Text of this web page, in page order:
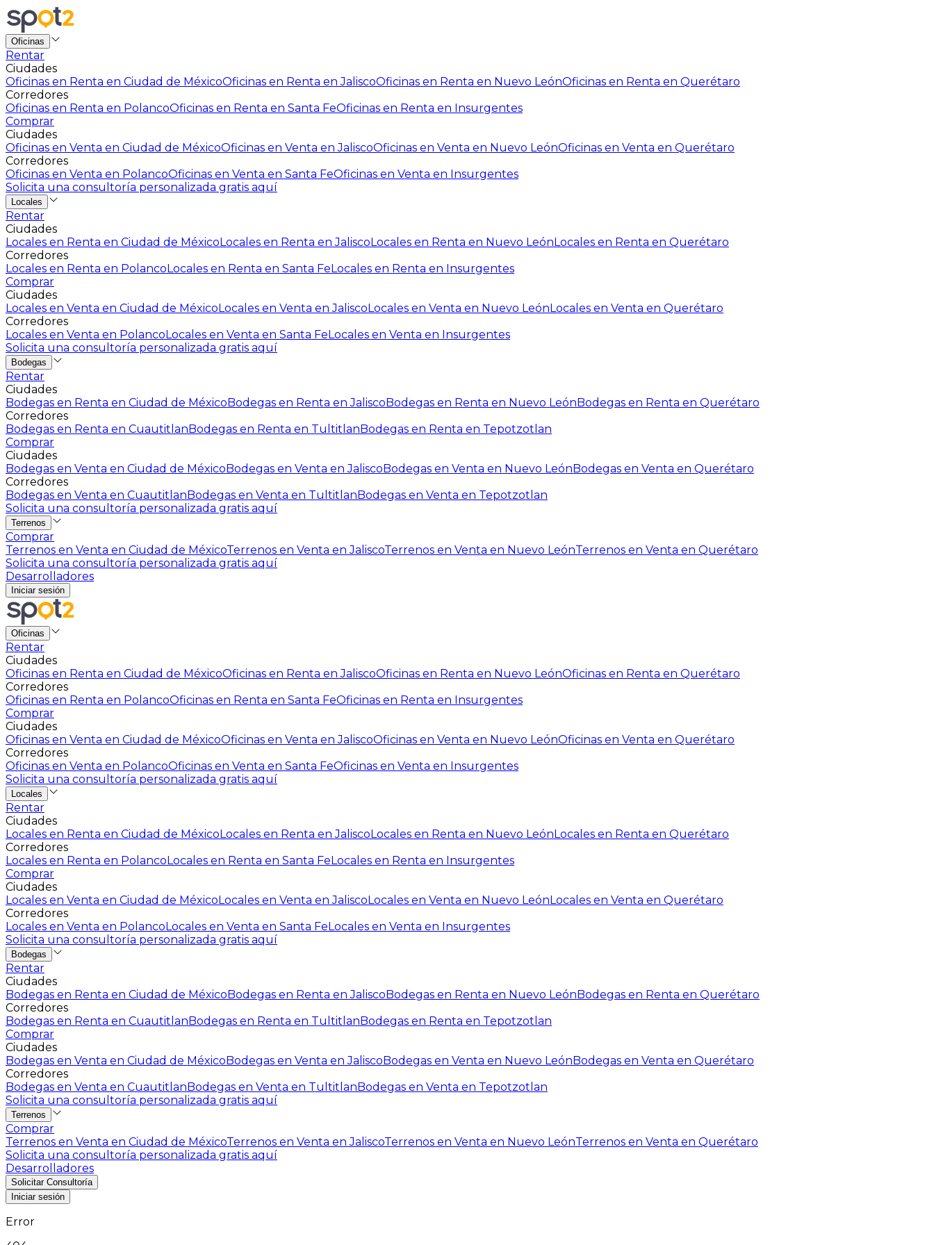
Oficinas
Rentar
Ciudades
Oficinas en Renta en Ciudad de MéxicoOficinas en Renta en JaliscoOficinas en Renta en Nuevo LeónOficinas en Renta en Querétaro
Corredores
Oficinas en Renta en PolancoOficinas en Renta en Santa FeOficinas en Renta en Insurgentes
Comprar
Ciudades
Oficinas en Venta en Ciudad de MéxicoOficinas en Venta en JaliscoOficinas en Venta en Nuevo LeónOficinas en Venta en Querétaro
Corredores
Oficinas en Venta en PolancoOficinas en Venta en Santa FeOficinas en Venta en Insurgentes
Solicita una consultoría personalizada gratis aquí
Locales
Rentar
Ciudades
Locales en Renta en Ciudad de MéxicoLocales en Renta en JaliscoLocales en Renta en Nuevo LeónLocales en Renta en Querétaro
Corredores
Locales en Renta en PolancoLocales en Renta en Santa FeLocales en Renta en Insurgentes
Comprar
Ciudades
Locales en Venta en Ciudad de MéxicoLocales en Venta en JaliscoLocales en Venta en Nuevo LeónLocales en Venta en Querétaro
Corredores
Locales en Venta en PolancoLocales en Venta en Santa FeLocales en Venta en Insurgentes
Solicita una consultoría personalizada gratis aquí
Bodegas
Rentar
Ciudades
Bodegas en Renta en Ciudad de MéxicoBodegas en Renta en JaliscoBodegas en Renta en Nuevo LeónBodegas en Renta en Querétaro
Corredores
Bodegas en Renta en CuautitlanBodegas en Renta en TultitlanBodegas en Renta en Tepotzotlan
Comprar
Ciudades
Bodegas en Venta en Ciudad de MéxicoBodegas en Venta en JaliscoBodegas en Venta en Nuevo LeónBodegas en Venta en Querétaro
Corredores
Bodegas en Venta en CuautitlanBodegas en Venta en TultitlanBodegas en Venta en Tepotzotlan
Solicita una consultoría personalizada gratis aquí
Terrenos
Comprar
Terrenos en Venta en Ciudad de MéxicoTerrenos en Venta en JaliscoTerrenos en Venta en Nuevo LeónTerrenos en Venta en Querétaro
Solicita una consultoría personalizada gratis aquí
Desarrolladores
Iniciar sesión
Oficinas
Rentar
Ciudades
Oficinas en Renta en Ciudad de MéxicoOficinas en Renta en JaliscoOficinas en Renta en Nuevo LeónOficinas en Renta en Querétaro
Corredores
Oficinas en Renta en PolancoOficinas en Renta en Santa FeOficinas en Renta en Insurgentes
Comprar
Ciudades
Oficinas en Venta en Ciudad de MéxicoOficinas en Venta en JaliscoOficinas en Venta en Nuevo LeónOficinas en Venta en Querétaro
Corredores
Oficinas en Venta en PolancoOficinas en Venta en Santa FeOficinas en Venta en Insurgentes
Solicita una consultoría personalizada gratis aquí
Locales
Rentar
Ciudades
Locales en Renta en Ciudad de MéxicoLocales en Renta en JaliscoLocales en Renta en Nuevo LeónLocales en Renta en Querétaro
Corredores
Locales en Renta en PolancoLocales en Renta en Santa FeLocales en Renta en Insurgentes
Comprar
Ciudades
Locales en Venta en Ciudad de MéxicoLocales en Venta en JaliscoLocales en Venta en Nuevo LeónLocales en Venta en Querétaro
Corredores
Locales en Venta en PolancoLocales en Venta en Santa FeLocales en Venta en Insurgentes
Solicita una consultoría personalizada gratis aquí
Bodegas
Rentar
Ciudades
Bodegas en Renta en Ciudad de MéxicoBodegas en Renta en JaliscoBodegas en Renta en Nuevo LeónBodegas en Renta en Querétaro
Corredores
Bodegas en Renta en CuautitlanBodegas en Renta en TultitlanBodegas en Renta en Tepotzotlan
Comprar
Ciudades
Bodegas en Venta en Ciudad de MéxicoBodegas en Venta en JaliscoBodegas en Venta en Nuevo LeónBodegas en Venta en Querétaro
Corredores
Bodegas en Venta en CuautitlanBodegas en Venta en TultitlanBodegas en Venta en Tepotzotlan
Solicita una consultoría personalizada gratis aquí
Terrenos
Comprar
Terrenos en Venta en Ciudad de MéxicoTerrenos en Venta en JaliscoTerrenos en Venta en Nuevo LeónTerrenos en Venta en Querétaro
Solicita una consultoría personalizada gratis aquí
Desarrolladores
Solicitar Consultoría
Iniciar sesión
Error